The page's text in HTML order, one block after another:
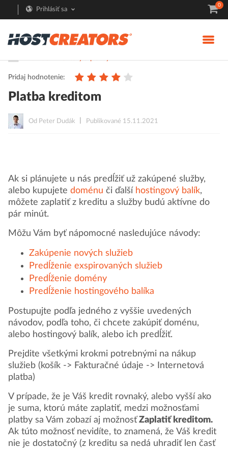
Prihlásiť sa
0
Pridaj hodnotenie:
Platba kreditom
Od Peter Dudák Publikované 15.11.2021
Ak si plánujete u nás predĺžiť už zakúpené služby,
alebo kupujete doménu či ďalší hostingový balík,
môžete zaplatiť z kreditu a služby budú aktívne do
pár minút.
Môžu Vám byť nápomocné nasledujúce návody:
Zakúpenie nových služieb
Predĺženie exspirovaných služieb
Predĺženie domény
Predĺženie hostingového balíka
Postupujte podľa jedného z vyššie uvedených
návodov, podľa toho, či chcete zakúpiť doménu,
alebo hostingový balík, alebo ich predĺžiť.
Prejdite všetkými krokmi potrebnými na nákup
služieb (košík -> Fakturačné údaje -> Internetová
platba)
V prípade, že je Váš kredit rovnaký, alebo vyšší ako
je suma, ktorú máte zaplatiť, medzi možnosťami
platby sa Vám zobazí aj možnosťZaplatiť kreditom.
Ak túto možnosť nevidíte, to znamená, že Váš kredit
nie je dostatočný (z kreditu sa nedá uhradiť len časť